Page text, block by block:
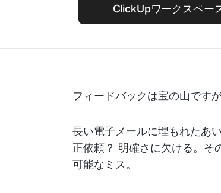
ClickUpワークスペー
フィードバックは宝の山です
長い電子メールに埋もれたあ
正依頼？ 明確さに欠ける。そ
可能なミス。